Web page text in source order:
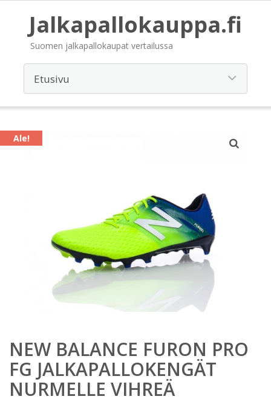
Jalkapallokauppa.fi
Suomen jalkapallokaupat vertailussa
Ale!
NEW BALANCE FURON PRO
FG JALKAPALLOKENGÄT
NURMELLE VIHREÄ